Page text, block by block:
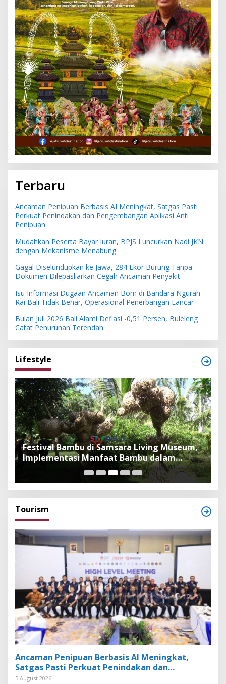
Terbaru
Ancaman Penipuan Berbasis AI Meningkat, Satgas Pasti
Perkuat Penindakan dan Pengembangan Aplikasi Anti
Penipuan
Mudahkan Peserta Bayar Iuran, BPJS Luncurkan Nadi JKN
dengan Mekanisme Menabung
Gagal Diselundupkan ke Jawa, 284 Ekor Burung Tanpa
Dokumen Dilepasliarkan Cegah Ancaman Penyakit
Isu Informasi Dugaan Ancaman Bom di Bandara Ngurah
Rai Bali Tidak Benar, Operasional Penerbangan Lancar
Bulan Juli 2026 Bali Alami Deflasi -0,51 Persen, Buleleng
Catat Penurunan Terendah
Lifestyle
Festival Bambu di Samsara Living Museum,
Implementasi Manfaat Bambu dalam
Kepercayaan Adat dan Budaya Bali
Tourism
Ancaman Penipuan Berbasis AI Meningkat,
Satgas Pasti Perkuat Penindakan dan
Pengembangan Aplikasi Anti Penipuan
5 August 2026